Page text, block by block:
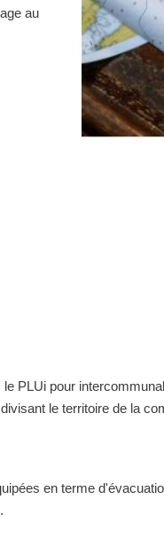
au
PLUi pour
le territoire de la
en terme